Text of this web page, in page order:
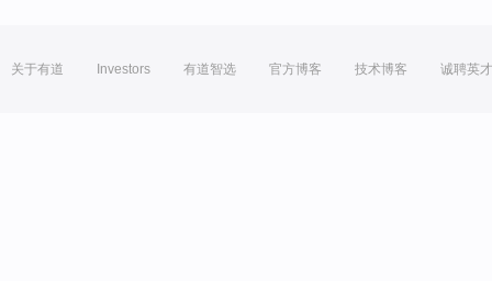
关于有道 Investors 有道智选 官方博客 技术博客 诚聘英才